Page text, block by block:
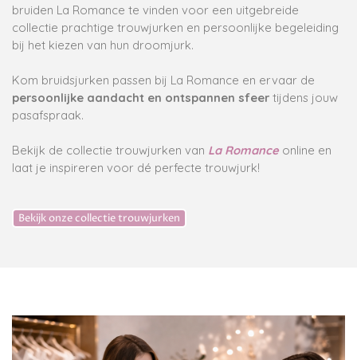
bruiden La Romance te vinden voor een uitgebreide
collectie prachtige trouwjurken en persoonlijke begeleiding
bij het kiezen van hun droomjurk.
Kom bruidsjurken passen bij La Romance en ervaar de
persoonlijke aandacht en ontspannen sfeer tijdens jouw
pasafspraak.
Bekijk de collectie trouwjurken van La Romance online en
laat je inspireren voor dé perfecte trouwjurk!
Bekijk onze collectie trouwjurken